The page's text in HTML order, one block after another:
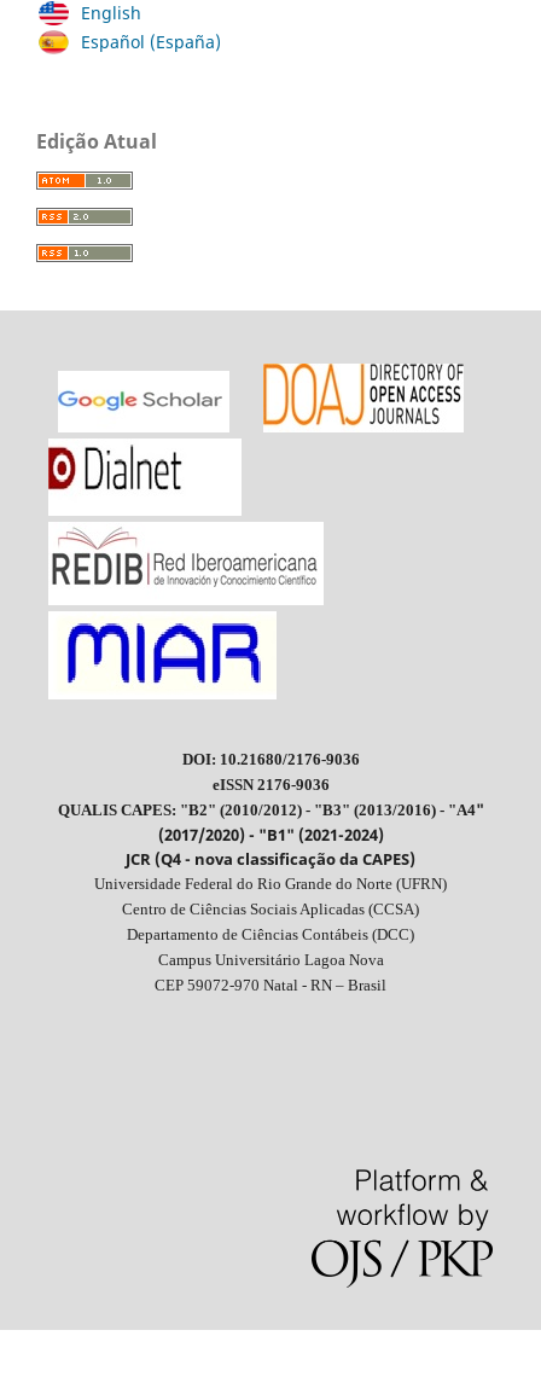
English
Español (España)
Edição Atual
DOI: 10.21680/2176-9036
eISSN 2176-9036
QUALIS CAPES: "B2" (2010/2012) - "B3" (2013/2016) - "A4"
(2017/2020) - "B1" (2021-2024)
JCR (Q4 - nova classificação da CAPES)
Universidade Federal do Rio Grande do Norte (UFRN)
Centro de Ciências Sociais Aplicadas (CCSA)
Departamento de Ciências Contábeis (DCC)
Campus Universitário Lagoa Nova
CEP 59072-970 Natal - RN – Brasil